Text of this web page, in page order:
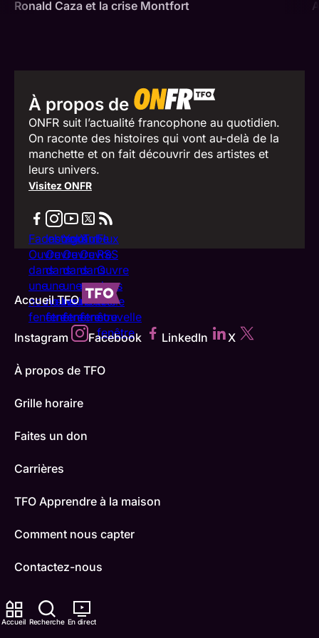
Accueil Recherche En direct
Ronald Caza et la crise Montfort
À propos de
ONFR suit l’actualité francophone au quotidien.
On raconte des histoires qui vont au-delà de la
manchette et on fait découvrir des artistes et
leurs univers.
Visitez ONFR
Facebook
Ouvre
dans
une
nouvelle
fenêtre
Instagram
Ouvre
dans
une
nouvelle
fenêtre
YouTube
Ouvre
dans
une
nouvelle
fenêtre
X
Ouvre
dans
une
nouvelle
fenêtre
Flux
RSS
Ouvre
dans
une
nouvelle
fenêtre
Accueil TFO
Instagram Facebook LinkedIn X
À propos de TFO
Grille horaire
Faites un don
Carrières
TFO Apprendre à la maison
Comment nous capter
Contactez-nous
ONFR